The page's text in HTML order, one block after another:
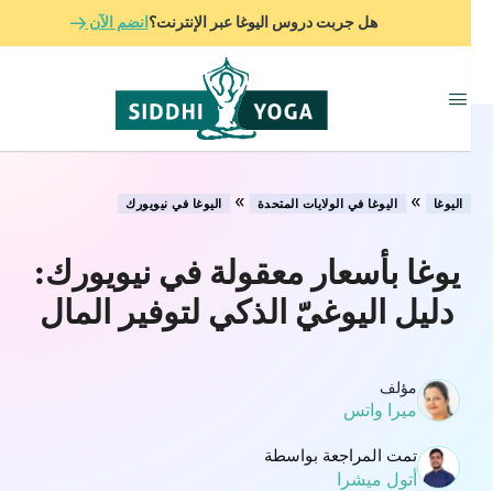
هل جربت دروس اليوغا عبر الإنترنت؟انضم الآن
اليوغا » اليوغا في الولايات المتحدة » اليوغا في نيويورك
يوغا بأسعار معقولة في نيويورك:
دليل اليوغيّ الذكي لتوفير المال
مؤلف
ميرا واتس
تمت المراجعة بواسطة
أتول ميشرا